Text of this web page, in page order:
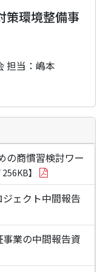
策環境整備事
担当：嶋本
の商慣習検討ワー
256KB】
ェクト中間報告
業の中間報告資